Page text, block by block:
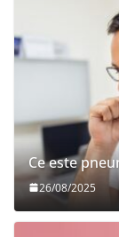
Ce este
26/08/2025